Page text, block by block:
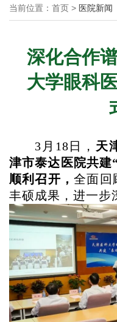
当前位置：首页 > 医院新闻
深化合作
大学眼科
3月18日， 天
津市泰达医院共建
顺利召开，全面回
丰硕成果，进一步